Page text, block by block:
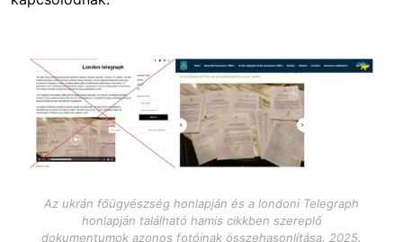
Image
Az ukrán főügyészség honlapján és a londoni Telegraph
honlapján található hamis cikkben szereplő
dokumentumok azonos fotóinak összehasonlítása. 2025.